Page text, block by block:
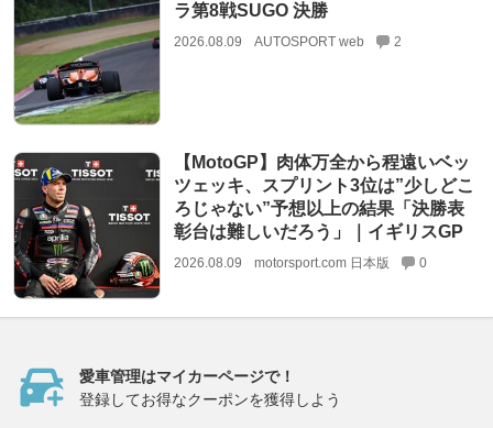
ラ第8戦SUGO 決勝
2026.08.09 AUTOSPORT web 2
【MotoGP】肉体万全から程遠いベッ
ツェッキ、スプリント3位は”少しどこ
ろじゃない”予想以上の結果「決勝表
彰台は難しいだろう」｜イギリスGP
2026.08.09 motorsport.com 日本版 0
愛車管理はマイカーページで！
登録してお得なクーポンを獲得しよう